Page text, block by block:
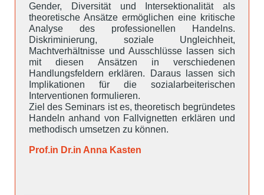
Gender, Diversität und Intersektionalität als
theoretische Ansätze ermöglichen eine kritische
Analyse des professionellen Handelns.
Diskriminierung, soziale Ungleichheit,
Machtverhältnisse und Ausschlüsse lassen sich
mit diesen Ansätzen in verschiedenen
Handlungsfeldern erklären. Daraus lassen sich
Implikationen für die sozialarbeiterischen
Interventionen formulieren.
Ziel des Seminars ist es, theoretisch begründetes
Handeln anhand von Fallvignetten erklären und
methodisch umsetzen zu können.
Prof.in Dr.in Anna Kasten